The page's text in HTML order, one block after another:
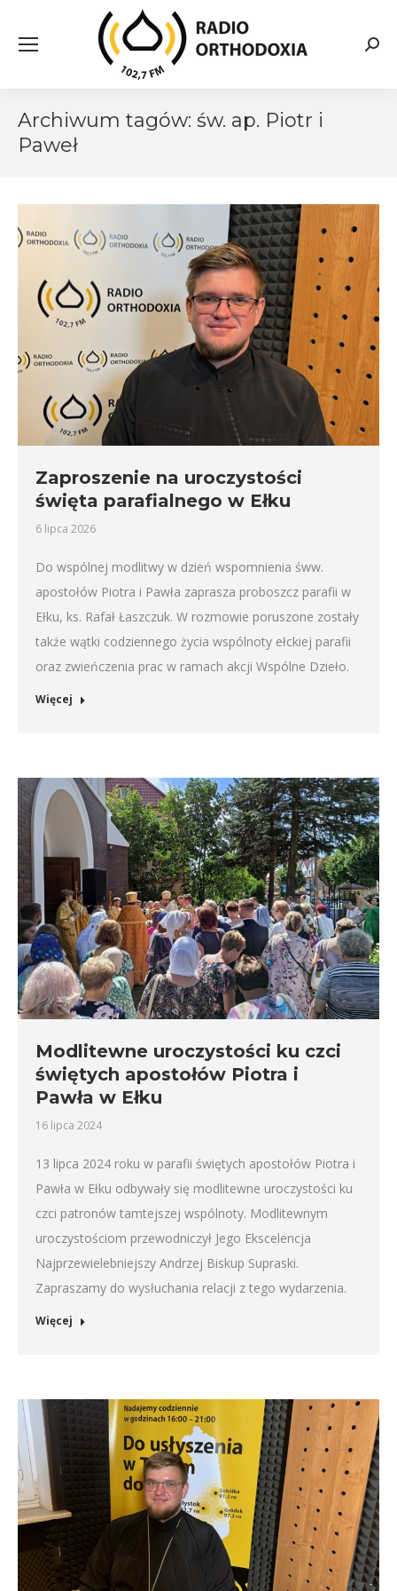
Archiwum tagów: św. ap. Piotr i
Paweł
Zaproszenie na uroczystości
święta parafialnego w Ełku
6 lipca 2026
Do wspólnej modlitwy w dzień wspomnienia śww.
apostołów Piotra i Pawła zaprasza proboszcz parafii w
Ełku, ks. Rafał Łaszczuk. W rozmowie poruszone zostały
także wątki codziennego życia wspólnoty ełckiej parafii
oraz zwieńczenia prac w ramach akcji Wspólne Dzieło.
Więcej
Modlitewne uroczystości ku czci
świętych apostołów Piotra i
Pawła w Ełku
16 lipca 2024
13 lipca 2024 roku w parafii świętych apostołów Piotra i
Pawła w Ełku odbywały się modlitewne uroczystości ku
czci patronów tamtejszej wspólnoty. Modlitewnym
uroczystościom przewodniczył Jego Ekscelencja
Najprzewielebniejszy Andrzej Biskup Supraski.
Zapraszamy do wysłuchania relacji z tego wydarzenia.
Więcej